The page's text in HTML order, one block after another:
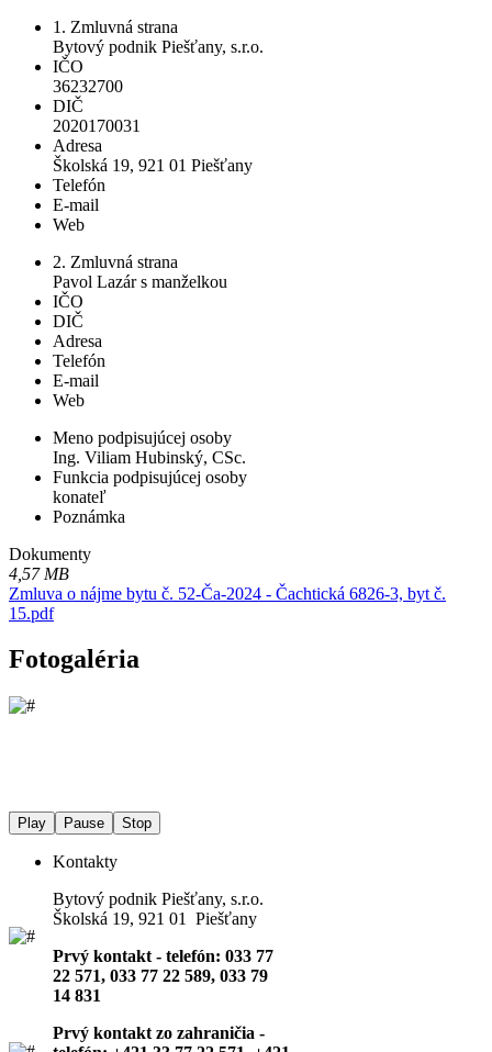
1. Zmluvná strana
Bytový podnik Piešťany, s.r.o.
IČO
36232700
DIČ
2020170031
Adresa
Školská 19, 921 01 Piešťany
Telefón
E-mail
Web
2. Zmluvná strana
Pavol Lazár s manželkou
IČO
DIČ
Adresa
Telefón
E-mail
Web
Meno podpisujúcej osoby
Ing. Viliam Hubinský, CSc.
Funkcia podpisujúcej osoby
konateľ
Poznámka
Dokumenty
4,57 MB
Zmluva o nájme bytu č. 52-Ča-2024 - Čachtická 6826-3, byt č.
15.pdf
Fotogaléria
Play Pause Stop
Kontakty
Bytový podnik Piešťany, s.r.o.
Školská 19, 921 01 Piešťany
Prvý kontakt - telefón: 033 77
22 571, 033 77 22 589, 033 79
14 831
Prvý kontakt zo zahraničia -